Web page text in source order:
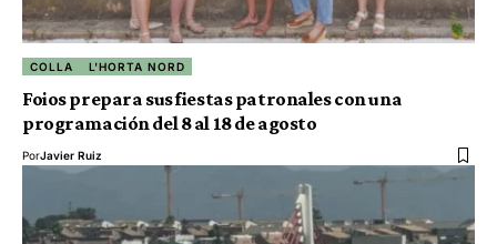
COLLA L'HORTA NORD
Foios prepara sus fiestas patronales con una
programación del 8 al 18 de agosto
PorJavier Ruiz